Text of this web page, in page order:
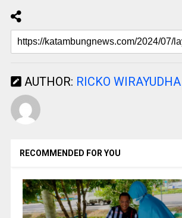
AUTHOR: RICKO WIRAYUDHA
RECOMMENDED FOR YOU